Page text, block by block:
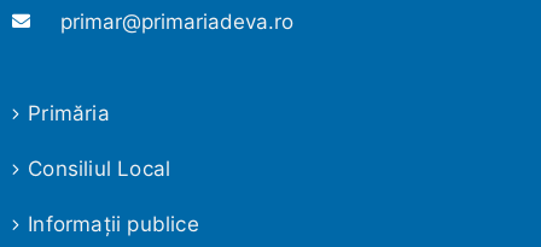
primar@primariadeva.ro
Primăria
Consiliul Local
Informaţii publice